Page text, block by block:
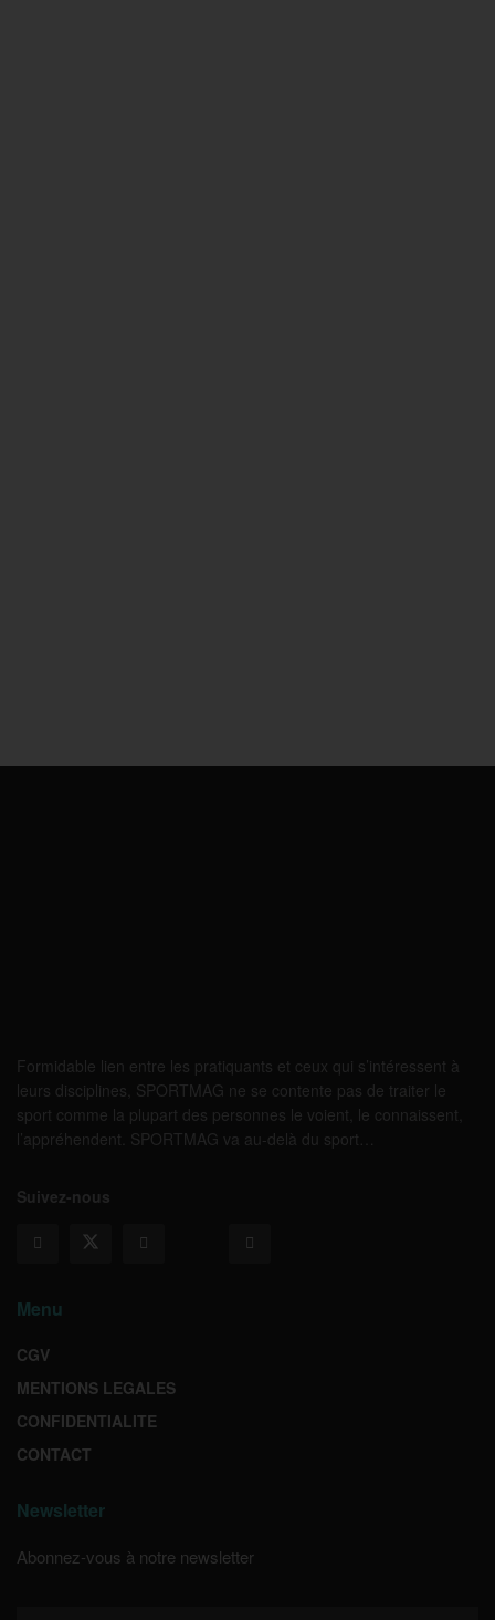
Formidable lien entre les pratiquants et ceux qui s’intéressent à
leurs disciplines, SPORTMAG ne se contente pas de traiter le
sport comme la plupart des personnes le voient, le connaissent,
l’appréhendent. SPORTMAG va au-delà du sport…
Suivez-nous
Menu
CGV
MENTIONS LEGALES
CONFIDENTIALITE
CONTACT
Newsletter
Abonnez-vous à notre newsletter